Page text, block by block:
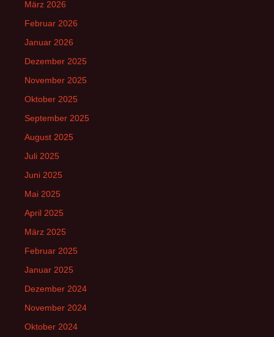
März 2026
Februar 2026
Januar 2026
Dezember 2025
November 2025
Oktober 2025
September 2025
August 2025
Juli 2025
Juni 2025
Mai 2025
April 2025
März 2025
Februar 2025
Januar 2025
Dezember 2024
November 2024
Oktober 2024